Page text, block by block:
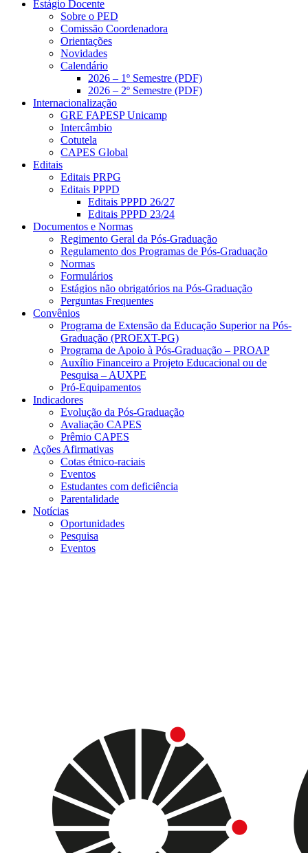
Estágio Docente
Sobre o PED
Comissão Coordenadora
Orientações
Novidades
Calendário
2026 – 1º Semestre (PDF)
2026 – 2º Semestre (PDF)
Internacionalização
GRE FAPESP Unicamp
Intercâmbio
Cotutela
CAPES Global
Editais
Editais PRPG
Editais PPPD
Editais PPPD 26/27
Editais PPPD 23/24
Documentos e Normas
Regimento Geral da Pós-Graduação
Regulamento dos Programas de Pós-Graduação
Normas
Formulários
Estágios não obrigatórios na Pós-Graduação
Perguntas Frequentes
Convênios
Programa de Extensão da Educação Superior na Pós-
Graduação (PROEXT-PG)
Programa de Apoio à Pós-Graduação – PROAP
Auxílio Financeiro a Projeto Educacional ou de
Pesquisa – AUXPE
Pró-Equipamentos
Indicadores
Evolução da Pós-Graduação
Avaliação CAPES
Prêmio CAPES
Ações Afirmativas
Cotas étnico-raciais
Eventos
Estudantes com deficiência
Parentalidade
Notícias
Oportunidades
Pesquisa
Eventos